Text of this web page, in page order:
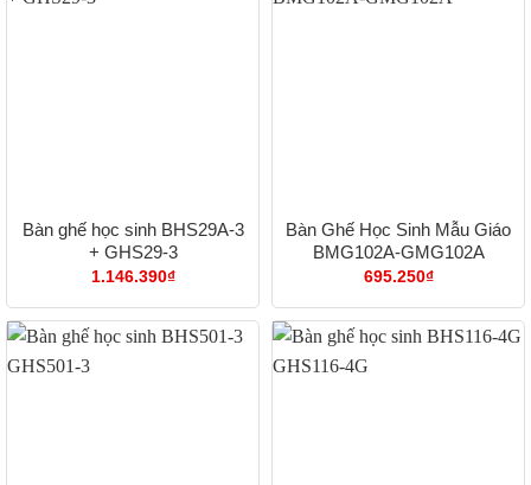
Bàn ghế học sinh BHS29A-3
+ GHS29-3
1.146.390₫
Bàn Ghế Học Sinh Mẫu Giáo
BMG102A-GMG102A
695.250₫